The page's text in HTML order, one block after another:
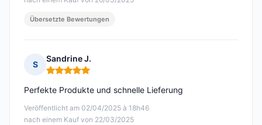
Übersetzte Bewertungen
S
Sandrine J.
Hinweis: 5 von 5
Veröffentlicht am 02/04/2025 à 18h46
nach einem Kauf von 22/03/2025
Perfekte Produkte und schnelle Lieferung